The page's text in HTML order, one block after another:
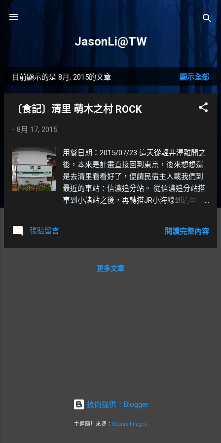
JasonLi@TW
發
章
目前顯示的是 8月, 2015的文章 顯示全部
〔食記〕清里 萌木之村 ROCK
- 8月 17, 2015
用餐日期：2015/07/23 這天從輕井澤離開之
後，本來是計畫直接回到東京，後來想想還
是去清里看看好了，便請民宿主人載我們到
最近的車站：信濃追分站。 從信濃追分站搭
車到小諸站之後，再轉搭JR小海線到清里
一站野辺山站是JR海拔最高的車站）
張貼留言 閱讀完整內容
更多文章
技術提供：Blogger
主題圖片來源： Radius Images